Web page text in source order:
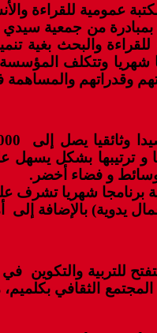
عمومية للقراءة
من جمعية سيدي
للقراءة والبحث
شهريا وتتكلف المؤسسة
وقدراتهم والمساهمة
و ترتيبها بشكل يسهل
و فضاء أخضر.
شهريا تشرف
يدوية) بالإضافة إلى
للتربية والتكوين